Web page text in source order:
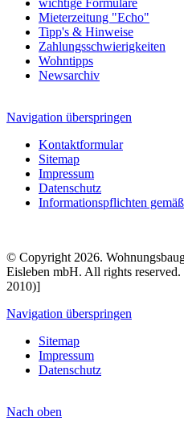
wichtige Formulare
Mieterzeitung "Echo"
Tipp's & Hinweise
Zahlungsschwierigkeiten
Wohntipps
Newsarchiv
Navigation überspringen
Kontaktformular
Sitemap
Impressum
Datenschutz
Informationspflichten
© Copyright 2026.
Eisleben mbH. All rights
2010)]
Navigation überspringen
Sitemap
Impressum
Datenschutz
Nach oben